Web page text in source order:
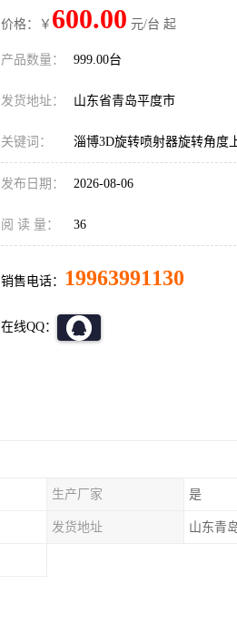
价格：￥ 600.00 元/台 起
产品数量： 999.00台
发货地址： 山东省青岛平度市
关键词： 淄博3D旋转喷射器旋转角度
发布日期： 2026-08-06
阅 读 量： 36
销售电话： 19963991130
在线QQ：
生产厂家 是
发货地址 山东青